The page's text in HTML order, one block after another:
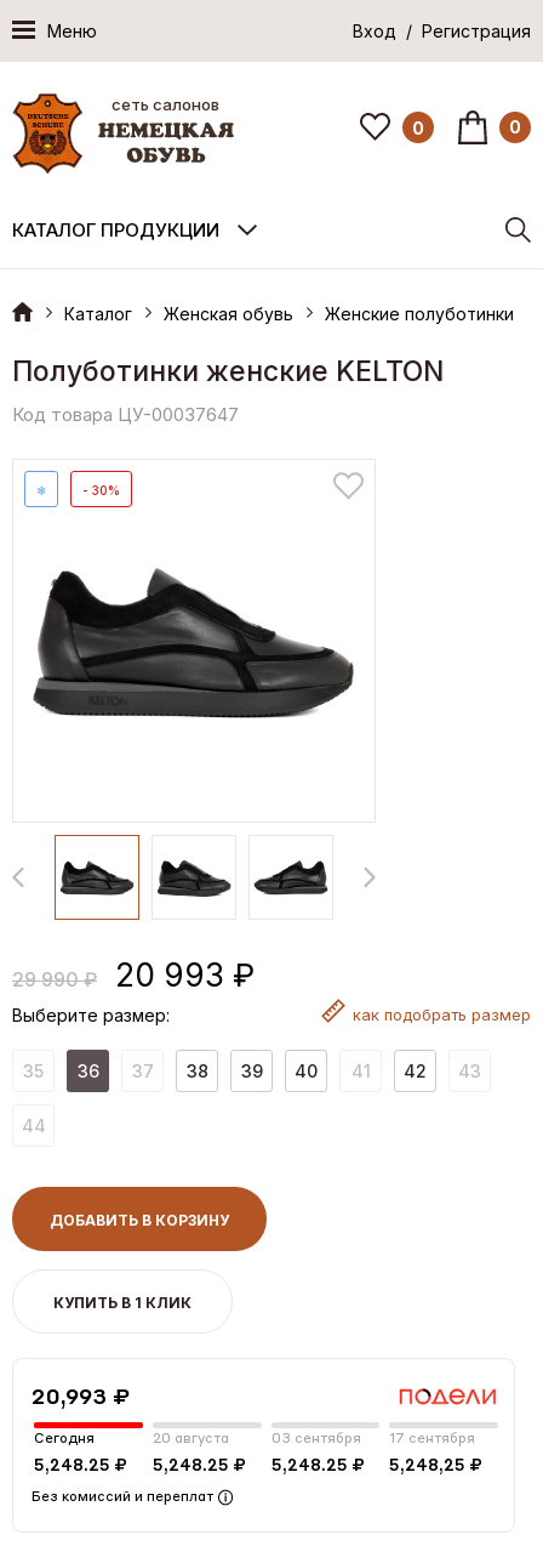
Меню Вход / Регистрация
сеть салонов
0 0
КАТАЛОГ ПРОДУКЦИИ
Каталог Женская обувь Женские полуботинки
Полуботинки женские KELTON
Код товара ЦУ-00037647
❄ - 30%
29 990 ₽ 20 993 ₽
Выберите размер: как подобрать размер
35 36 37 38 39 40 41 42 43
44
ДОБАВИТЬ В КОРЗИНУ
КУПИТЬ В 1 КЛИК
20,993 ₽
Сегодня
5,248.25 ₽
20 августа
5,248.25 ₽
03 сентября
5,248.25 ₽
17 сентября
5,248,25 ₽
Без комиссий и переплат